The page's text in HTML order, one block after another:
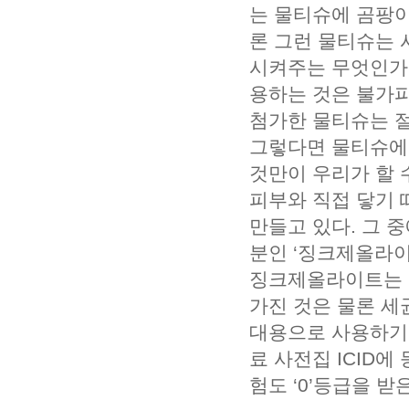
는 물티슈에 곰팡
론 그런 물티슈는
시켜주는 무엇인
용하는 것은 불가
첨가한 물티슈는
그렇다면 물티슈
것만이 우리가 할
피부와 직접 닿기
만들고 있다. 그
분인 ‘징크제올라
징크제올라이트
가진 것은 물론 세
대용으로 사용하
료 사전집 ICID에
험도 ‘0’등급을